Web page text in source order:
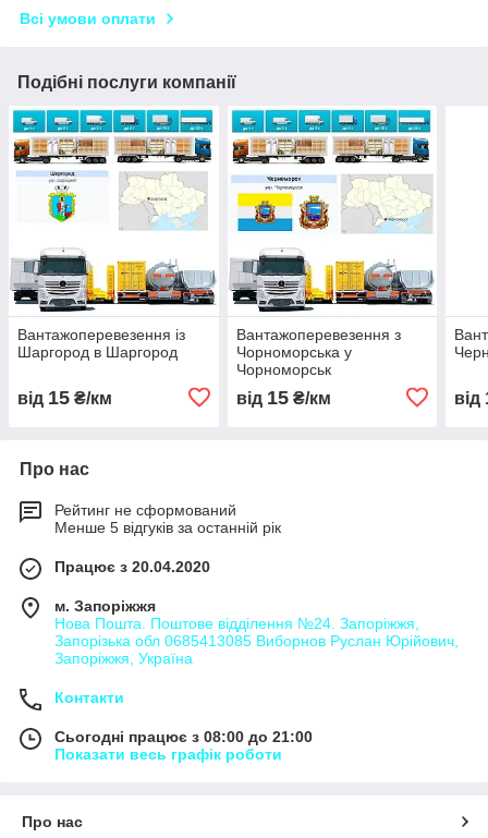
Всі умови оплати
Подібні послуги компанії
Вантажоперевезення із
Шаргород в Шаргород
від 15 ₴/км
Вантажоперевезення з
Чорноморська у
Чорноморськ
від 15₴/км від
Про нас
Рейтинг не сформований
Менше 5 відгуків за останній рік
Працює з 20.04.2020
м. Запоріжжя
Нова Пошта. Поштове відділення №24. Запоріжжя,
Запорізька обл 0685413085 Виборнов Руслан Юрійович,
Запоріжжя, Україна
Контакти
Сьогодні працює з 08:00 до 21:00
Показати весь графік роботи
Про нас